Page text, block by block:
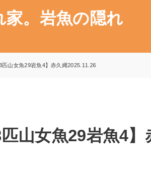
家。岩魚の隠れ
匹山女魚29岩魚4】赤久縄2025.11.26
匹山女魚29岩魚4